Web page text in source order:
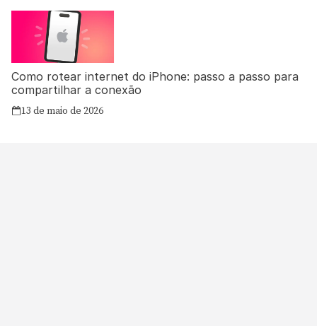
Como rotear internet do iPhone: passo a passo para
compartilhar a conexão
13 de maio de 2026